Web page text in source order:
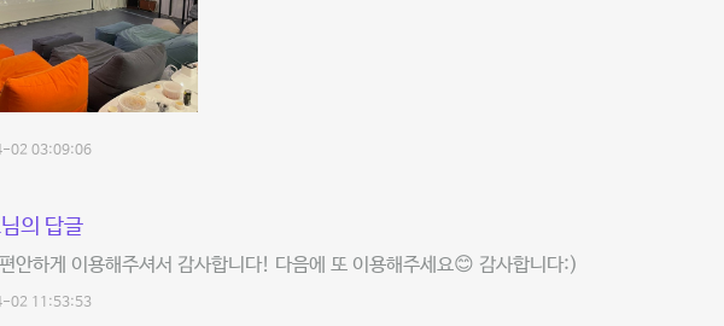
02 03:09:06
의 답글
안하게 이용해주셔서 감사합니다! 다음에 또 이용해주세요😊 감사합니다:)
02 11:53:53